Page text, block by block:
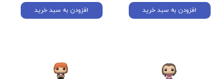
افزودن به سبد خرید افزودن به سبد خرید